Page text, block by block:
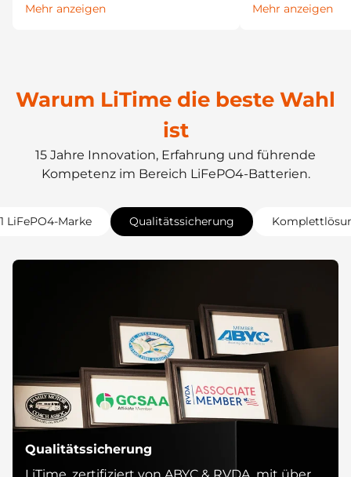
Mehr anzeigen Mehr anzeigen
Warum LiTime die beste Wahl
ist
15 Jahre Innovation, Erfahrung und führende
Kompetenz im Bereich LiFePO4-Batterien.
LiFePO4-Marke Qualitätssicherung
Qualitätssicherung